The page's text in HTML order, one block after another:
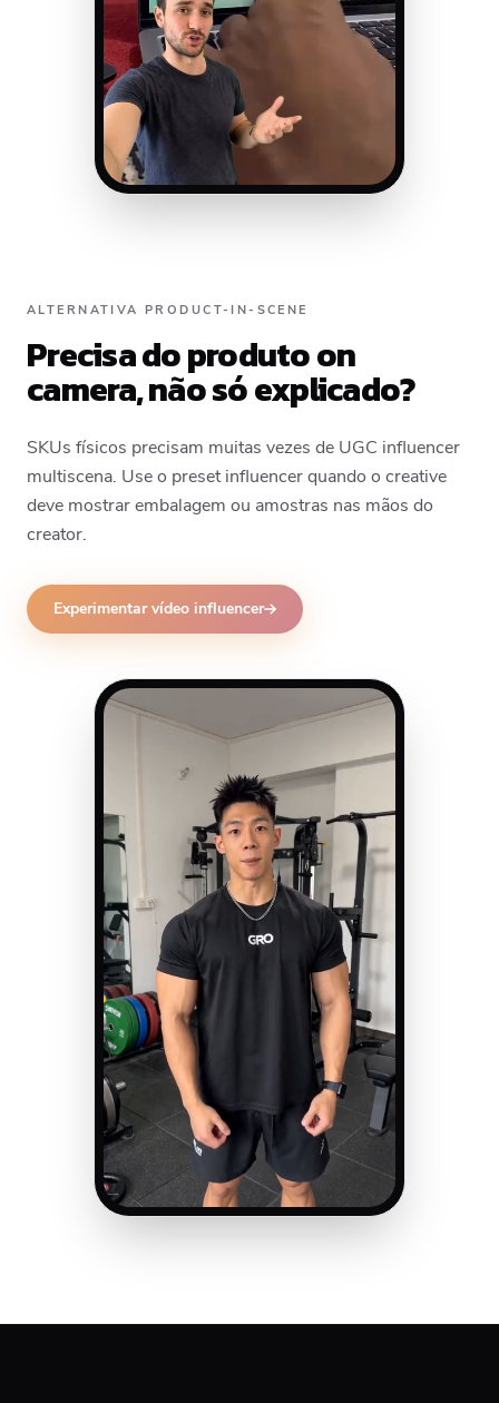
ALTERNATIVA PRODUCT-IN-SCENE
Precisa do produto on
camera, não só explicado?
SKUs físicos precisam muitas vezes de UGC influencer
multiscena. Use o preset influencer quando o creative
deve mostrar embalagem ou amostras nas mãos do
creator.
Experimentar vídeo influencer